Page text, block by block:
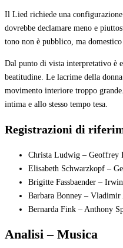
Il Lied richiede una
dovrebbe declamare meno e
tono non è pubblico, ma domestico
Dal punto di vista interpretativo è
beatitudine. Le lacrime della
movimento interiore troppo
intima e allo stesso tempo tesa.
Registrazioni di
Christa Ludwig – Geoffrey
Elisabeth Schwarzkopf –
Brigitte Fassbaender –
Barbara Bonney – Vladimir
Bernarda Fink – Anthony
Analisi – Musica